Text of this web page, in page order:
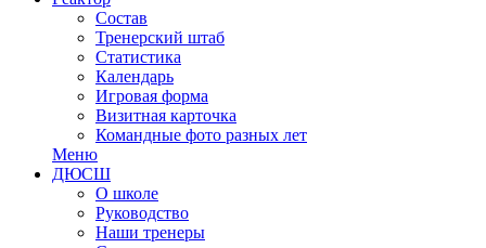
Состав
Тренерский штаб
Статистика
Календарь
Игровая форма
Визитная карточка
Командные фото разных лет
Меню
ДЮСШ
О школе
Руководство
Наши тренеры